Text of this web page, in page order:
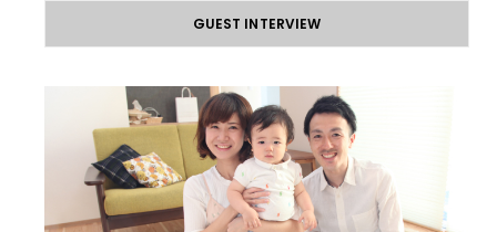
GUEST INTERVIEW